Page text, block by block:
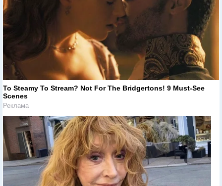
To Steamy To Stream? Not For The Bridgertons! 9 Must-See
Scenes
Реклама